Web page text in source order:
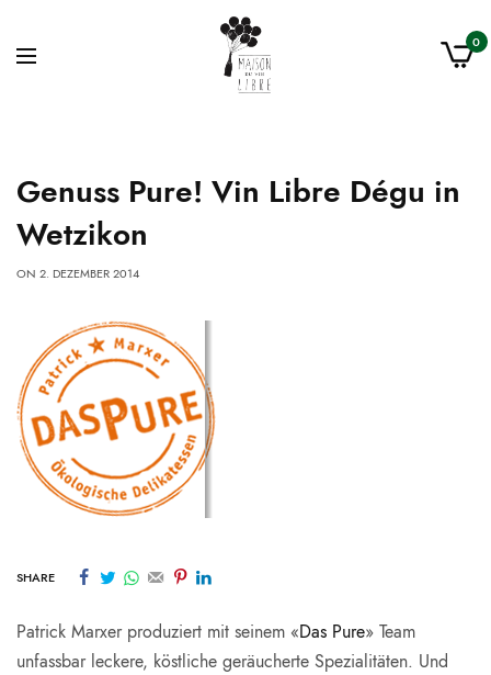
0
Genuss Pure! Vin Libre Dégu in
Wetzikon
ON 2. DEZEMBER 2014
SHARE
Patrick Marxer produziert mit seinem «Das Pure» Team
unfassbar leckere, köstliche geräucherte Spezialitäten. Und